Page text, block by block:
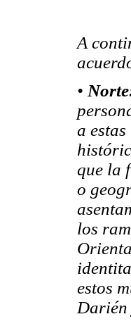
A
•
a
que la
o
los
estos
Darién